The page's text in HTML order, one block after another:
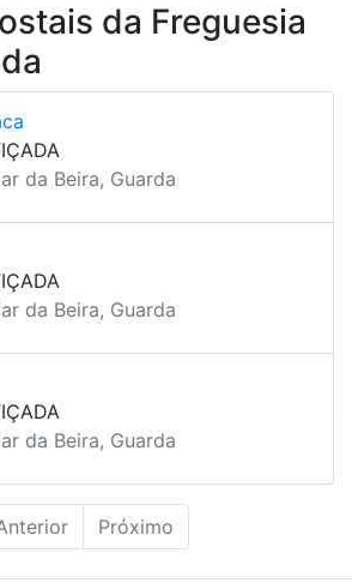
da Freguesia
da Beira, Guarda
da Beira, Guarda
da Beira, Guarda
Próximo